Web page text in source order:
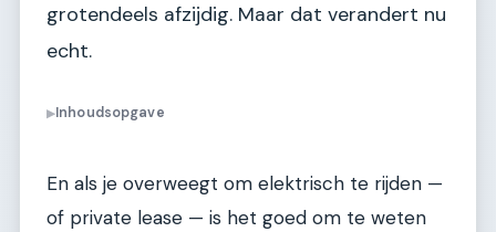
grotendeels afzijdig. Maar dat verandert nu
echt.
▶Inhoudsopgave
En als je overweegt om elektrisch te rijden —
of private lease — is het goed om te weten